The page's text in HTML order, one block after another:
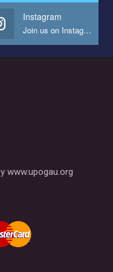
на наш канал YouTube
Instagram
Join us on Instagram
www.upogau.org